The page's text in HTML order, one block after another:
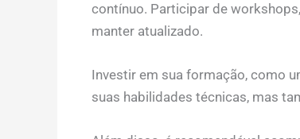
contínuo. Participar de
manter atualizado.
Investir em sua formação, como
suas habilidades técnicas, mas